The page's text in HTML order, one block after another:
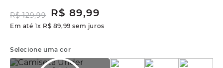
R$ 129,99 R$ 89,99
Em até1x R$ 89,99 sem juros
Selecione uma cor